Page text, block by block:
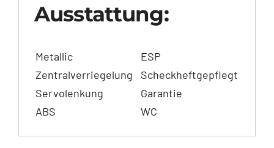
Ausstattung:
Metallic
Zentralverriegelung
Servolenkung
ABS
ESP
Scheckheftgepflegt
Garantie
WC